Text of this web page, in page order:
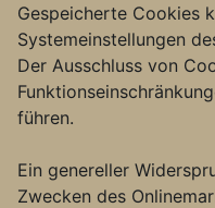
Gespeicherte Cookies
Systemeinstellungen
Der Ausschluss von
führen.
Ein genereller
Zwecken des